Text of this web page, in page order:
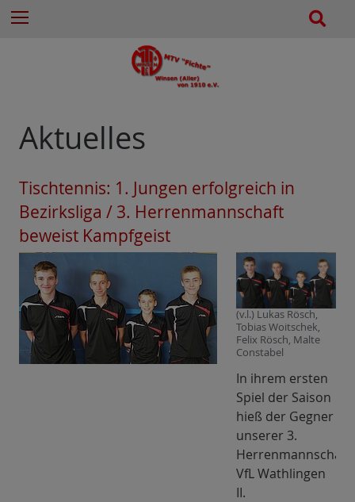
Aktuelles
Tischtennis: 1. Jungen erfolgreich in
Bezirksliga / 3. Herrenmannschaft
beweist Kampfgeist
(v.l.) Lukas Rösch,
Tobias Woitschek,
Felix Rösch, Malte
Constabel
In ihrem ersten
Spiel der Saison
hieß der Gegner
unserer 3.
Herrenmannschaft
VfL Wathlingen
II.